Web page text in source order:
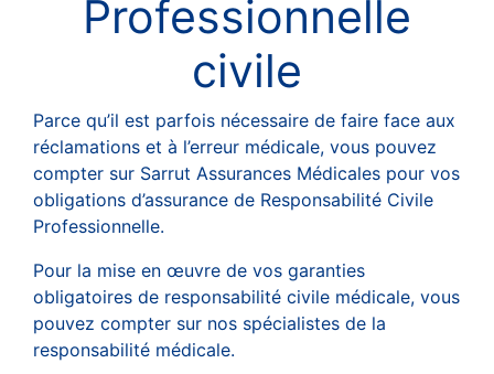
Professionnelle
civile
Parce qu’il est parfois nécessaire de faire face aux
réclamations et à l’erreur médicale, vous pouvez
compter sur Sarrut Assurances Médicales pour vos
obligations d’assurance de Responsabilité Civile
Professionnelle.
Pour la mise en œuvre de vos garanties
obligatoires de responsabilité civile médicale, vous
pouvez compter sur nos spécialistes de la
responsabilité médicale.